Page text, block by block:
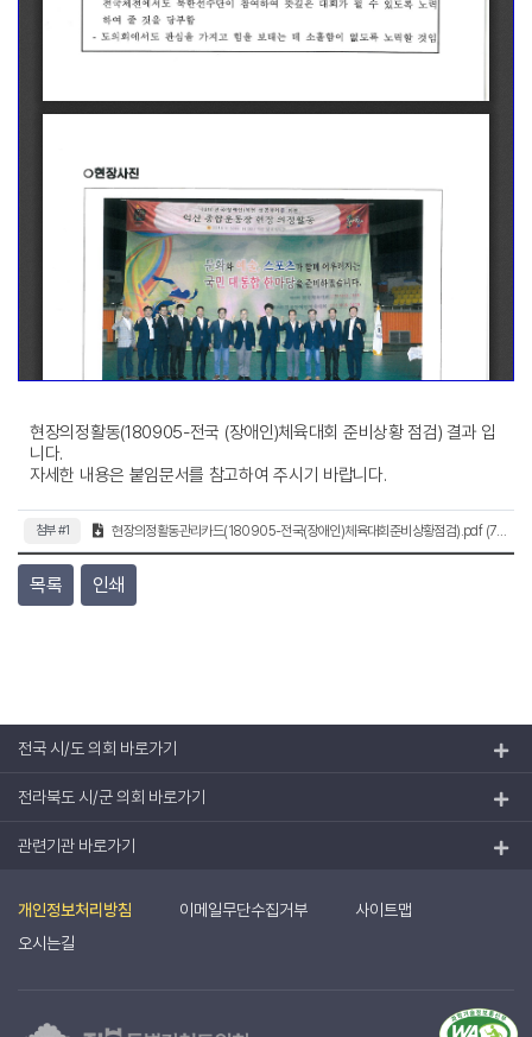
현장의정활동(180905-전국 (장애인)체육대회 준비상황 점검) 결과 입
니다.
자세한 내용은 붙임문서를 참고하여 주시기 바랍니다.
첨부 #1 현장의정활동관리카드(180905-전국(장애인)체육대회준비상황점검).pdf (764.4KB)
목록 인쇄
전국 시/도 의회 바로가기
전라북도 시/군 의회 바로가기
관련기관 바로가기
개인정보처리방침 이메일무단수집거부
사이트맵
오시는길